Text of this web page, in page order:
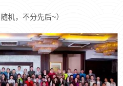
机，不分先后~）